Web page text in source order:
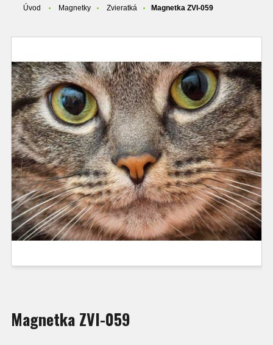
Úvod Magnetky Zvieratká Magnetka ZVI-059
Magnetka ZVI-059